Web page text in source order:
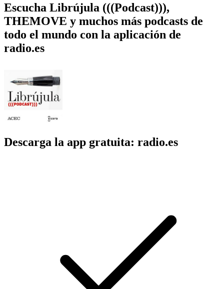
Escucha Librújula (((Podcast))),
THEMOVE y muchos más podcasts de
todo el mundo con la aplicación de
radio.es
Descarga la app gratuita: radio.es